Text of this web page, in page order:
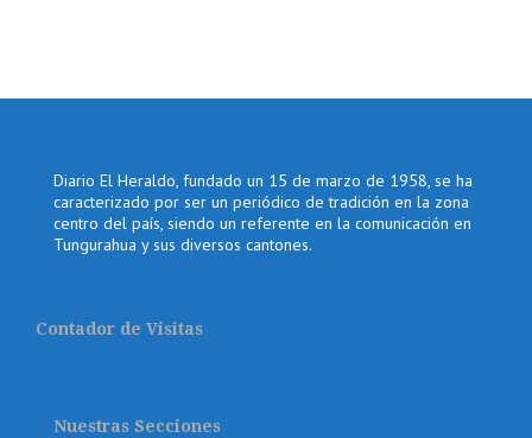
Diario El Heraldo, fundado un 15 de marzo de 1958, se ha
caracterizado por ser un periódico de tradición en la zona
centro del país, siendo un referente en la comunicación en
Tungurahua y sus diversos cantones.
Contador de Visitas
Nuestras Secciones